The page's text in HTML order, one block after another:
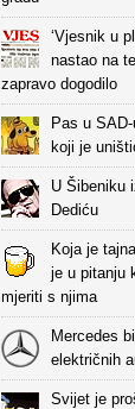
‘Vjesnik u
nastao na
zapravo dogodilo
Pas u
koji je
U Šibeniku
Dediću
Koja je
je u pitanju
mjeriti s njima
Mercedes
električnih
Svijet je